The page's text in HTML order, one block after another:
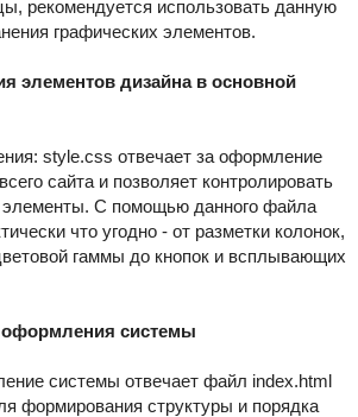
рекомендуется использовать данную
графических элементов.
элементов дизайна в основной
style.css отвечает за оформление
сайта и позволяет контролировать
элементы. С помощью данного файла
что угодно - от разметки колонок,
гаммы до кнопок и всплывающих
системы
системы отвечает файл index.html
формирования структуры и порядка